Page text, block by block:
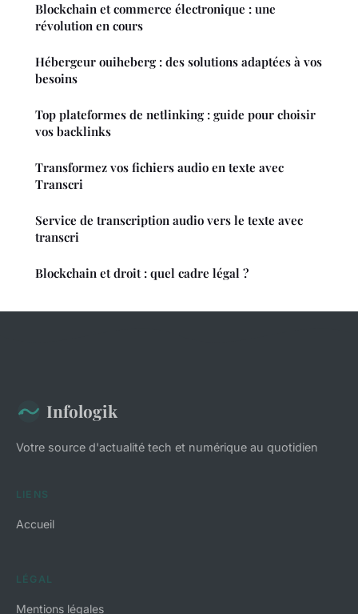
Blockchain et commerce électronique : une
révolution en cours
Hébergeur ouiheberg : des solutions adaptées à vos
besoins
Top plateformes de netlinking : guide pour choisir
vos backlinks
Transformez vos fichiers audio en texte avec
Transcri
Service de transcription audio vers le texte avec
transcri
Blockchain et droit : quel cadre légal ?
Infologik
Votre source d'actualité tech et numérique au quotidien
LIENS
Accueil
LÉGAL
Mentions légales